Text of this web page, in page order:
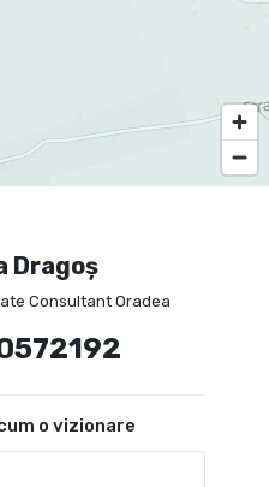
Dragoș
Consultant Oradea
o vizionare